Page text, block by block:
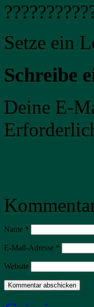
Setze ein
Schreibe
Deine E-
Name *
E-Mail-Adresse *
Website